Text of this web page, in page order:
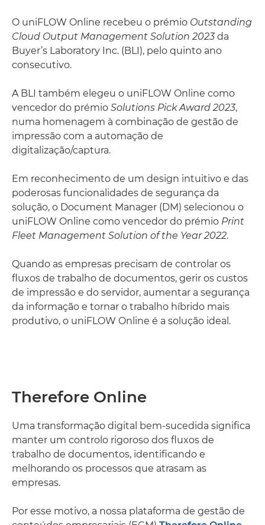
O uniFLOW Online recebeu o prémio Outstanding
Cloud Output Management Solution 2023 da
Buyer’s Laboratory Inc. (BLI), pelo quinto ano
consecutivo.
A BLI também elegeu o uniFLOW Online como
vencedor do prémio Solutions Pick Award 2023,
numa homenagem à combinação de gestão de
impressão com a automação de
digitalização/captura.
Em reconhecimento de um design intuitivo e das
poderosas funcionalidades de segurança da
solução, o Document Manager (DM) selecionou o
uniFLOW Online como vencedor do prémio Print
Fleet Management Solution of the Year 2022.
Quando as empresas precisam de controlar os
fluxos de trabalho de documentos, gerir os custos
de impressão e do servidor, aumentar a segurança
da informação e tornar o trabalho híbrido mais
produtivo, o uniFLOW Online é a solução ideal.
Therefore Online
Uma transformação digital bem-sucedida significa
manter um controlo rigoroso dos fluxos de
trabalho de documentos, identificando e
melhorando os processos que atrasam as
empresas.
Por esse motivo, a nossa plataforma de gestão de